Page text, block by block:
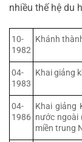
nhiều thế hệ du
10-
1982
Khánh
04-
1983
Khai giảng
04-
1986
Khai giảng
nước ngoài
miền trung